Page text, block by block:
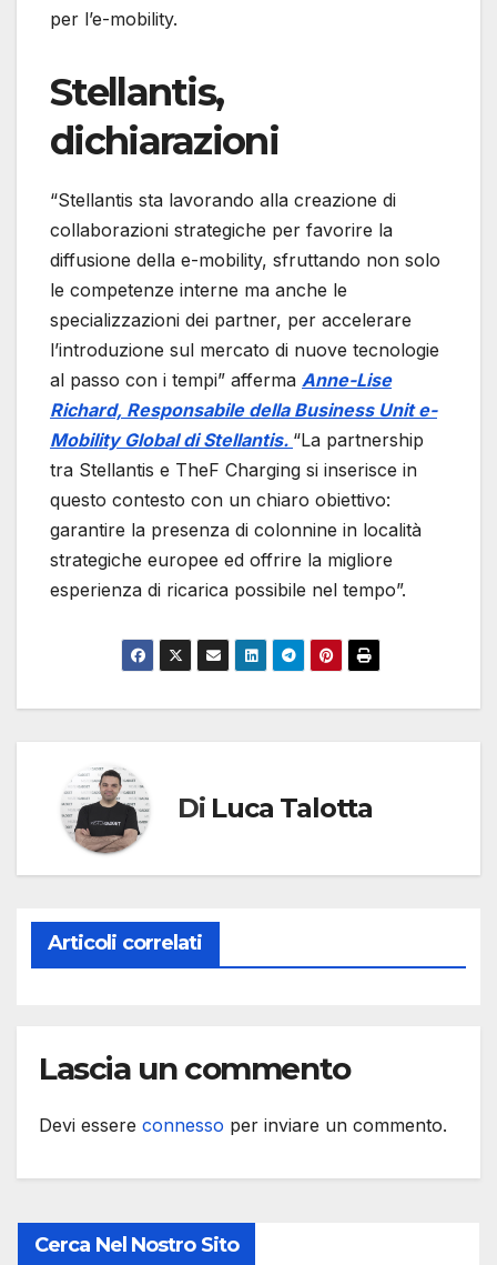
per l’e-mobility.
Stellantis,
dichiarazioni
“Stellantis sta lavorando alla creazione di
collaborazioni strategiche per favorire la
diffusione della e-mobility, sfruttando non solo
le competenze interne ma anche le
specializzazioni dei partner, per accelerare
l’introduzione sul mercato di nuove tecnologie
al passo con i tempi” afferma Anne-Lise
Richard, Responsabile della Business Unit e-
Mobility Global di Stellantis. “La partnership
tra Stellantis e TheF Charging si inserisce in
questo contesto con un chiaro obiettivo:
garantire la presenza di colonnine in località
strategiche europee ed offrire la migliore
esperienza di ricarica possibile nel tempo”.
Di Luca Talotta
Articoli correlati
Lascia un commento
Devi essere connesso per inviare un commento.
Cerca Nel Nostro Sito